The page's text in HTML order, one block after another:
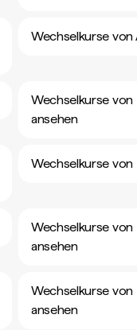
Wechselkurse von
Wechselkurse von
ansehen
Wechselkurse von
Wechselkurse von
ansehen
Wechselkurse von
ansehen